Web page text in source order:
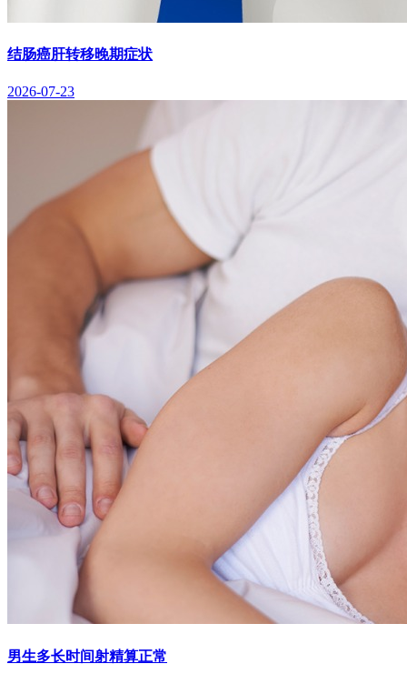
结肠癌肝转移晚期症状
2026-07-23
男生多长时间射精算正常